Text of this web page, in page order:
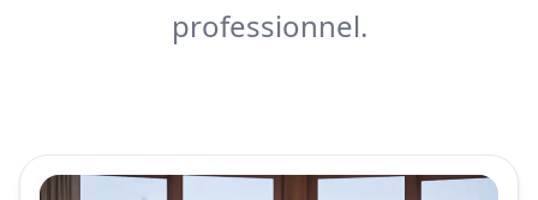
professionnel.